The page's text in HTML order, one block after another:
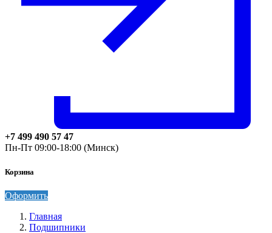
+7 499 490 57 47
Пн-Пт 09:00-18:00 (Минск)
Корзина
Оформить
Главная
Подшипники